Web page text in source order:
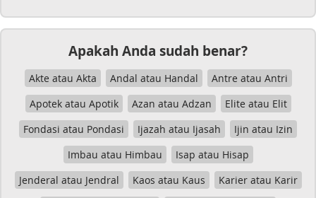
Apakah Anda sudah benar?
Akte atau Akta Andal atau Handal
Antre atau Antri
Apotek atau Apotik
Azan atau Adzan
Elite atau Elit
Fondasi atau Pondasi
Ijazah atau Ijasah
Ijin atau Izin
Imbau atau Himbau
Isap atau Hisap
Jenderal atau Jendral
Kaos atau Kaus
Karier atau Karir